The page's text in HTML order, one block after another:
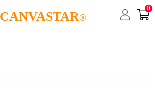
CANVASTAR®
0